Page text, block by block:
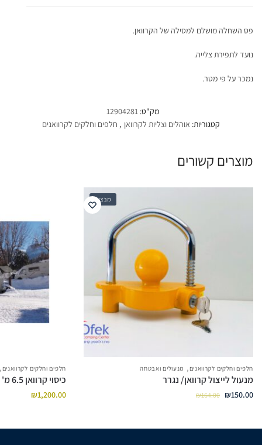
פס השחלה מושלם למסילה של הקרוואן.
נועד לתפירת צלייה.
נמכר על פי מטר.
מק"ט:12904281
קטגוריות: אוהלים וצליות לקרוואן , חלפים וחלקים לקרוואנים
מוצרים קשורים
מבצע!
חלפים וחלקים לקרוואנים, מנעולים ואבטחה
מנעול לייצול קרוואן/ נגרר
₪164.00 ₪150.00
חלפים וחלקים לקרוואנים
כיסוי קרוואן 6.5 מ'
₪1,200.00